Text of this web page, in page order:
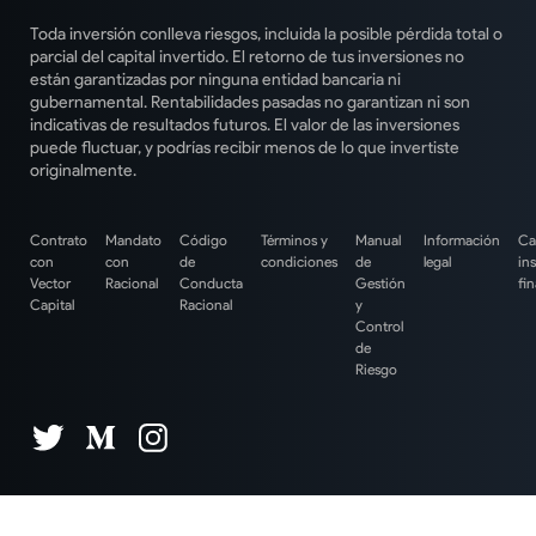
Toda inversión conlleva riesgos, incluida la posible pérdida total o
parcial del capital invertido. El retorno de tus inversiones no
están garantizadas por ninguna entidad bancaria ni
gubernamental. Rentabilidades pasadas no garantizan ni son
indicativas de resultados futuros. El valor de las inversiones
puede fluctuar, y podrías recibir menos de lo que invertiste
originalmente.
Contrato
con
Vector
Capital
Mandato
con
Racional
Código
de
Conducta
Racional
Términos y
condiciones
Manual
de
Gestión
y
Control
de
Riesgo
Información
legal